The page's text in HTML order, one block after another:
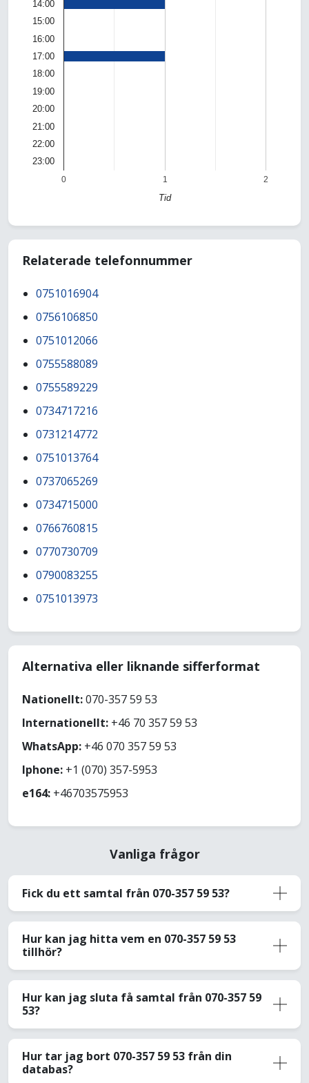
0 1 2
14:00
15:00
16:00
17:00
18:00
19:00
20:00
21:00
22:00
23:00
Tid
Relaterade telefonnummer
0751016904
0756106850
0751012066
0755588089
0755589229
0734717216
0731214772
0751013764
0737065269
0734715000
0766760815
0770730709
0790083255
0751013973
Alternativa eller liknande sifferformat
Nationellt:070-357 59 53
Internationellt: +46 70 357 59 53
WhatsApp: +46 070 357 59 53
Iphone: +1 (070) 357-5953
e164: +46703575953
Vanliga frågor
Fick du ett samtal från 070-357 59 53?
Hur kan jag hitta vem en 070-357 59 53
tillhör?
Hur kan jag sluta få samtal från 070-357 59
53?
Hur tar jag bort 070-357 59 53 från din
databas?